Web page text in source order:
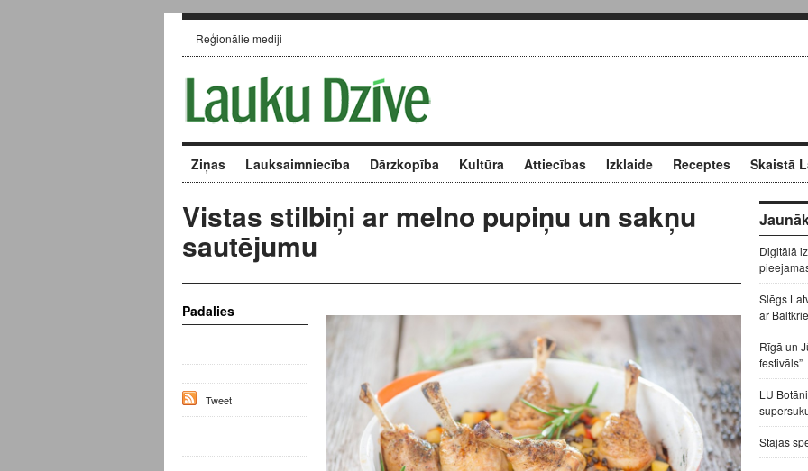
Reģionālie mediji
Ziņas Lauksaimniecība Dārzkopība Kultūra Attiecības Izklaide Receptes Skaistā
Vistas stilbiņi ar melno pupiņu un sakņu
sautējumu
Padalies
Tweet
Digitālā
Slēgs
ar
Rīgā un
festivāls”
LU
Stājas